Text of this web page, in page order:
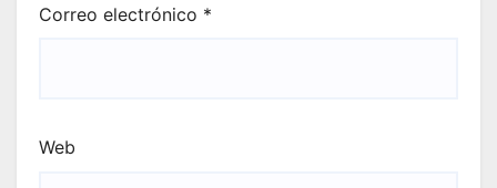
Correo electrónico *
Web